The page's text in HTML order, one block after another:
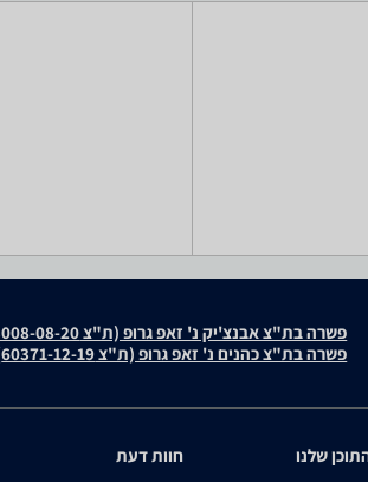
פשרה בת"צ אבנצ'יק נ' זאפ גרופ (ת"צ 23008-08-20)
פשרה בת"צ כהנים נ' זאפ גרופ (ת"צ 60371-12-19)
שלנו חוות דעת